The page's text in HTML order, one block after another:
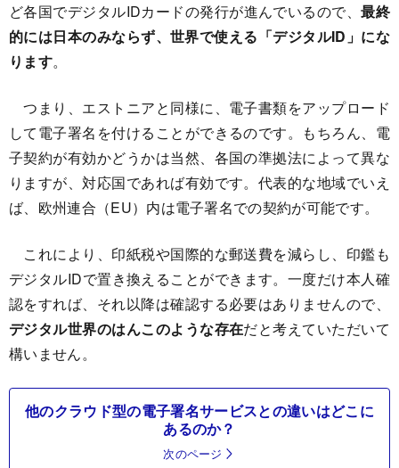
ど各国でデジタルIDカードの発行が進んでいるので、最終
的には日本のみならず、世界で使える「デジタルID」にな
ります。
つまり、エストニアと同様に、電子書類をアップロード
して電子署名を付けることができるのです。もちろん、電
子契約が有効かどうかは当然、各国の準拠法によって異な
りますが、対応国であれば有効です。代表的な地域でいえ
ば、欧州連合（EU）内は電子署名での契約が可能です。
これにより、印紙税や国際的な郵送費を減らし、印鑑も
デジタルIDで置き換えることができます。一度だけ本人確
認をすれば、それ以降は確認する必要はありませんので、
デジタル世界のはんこのような存在だと考えていただいて
構いません。
他のクラウド型の電子署名サービスとの違いはどこに
あるのか？
次のページ